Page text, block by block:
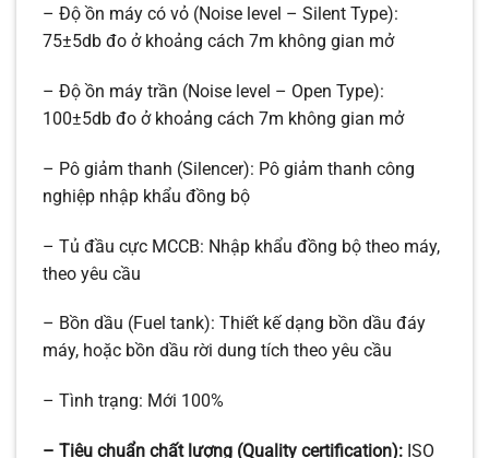
– Độ ồn máy có vỏ (Noise level – Silent Type):
75±5db đo ở khoảng cách 7m không gian mở
– Độ ồn máy trần (Noise level – Open Type):
100±5db đo ở khoảng cách 7m không gian mở
– Pô giảm thanh (Silencer): Pô giảm thanh công
nghiệp nhập khẩu đồng bộ
– Tủ đầu cực MCCB: Nhập khẩu đồng bộ theo máy,
theo yêu cầu
– Bồn dầu (Fuel tank): Thiết kế dạng bồn dầu đáy
máy, hoặc bồn dầu rời dung tích theo yêu cầu
– Tình trạng: Mới 100%
– Tiêu chuẩn chất lượng (Quality certification): ISO